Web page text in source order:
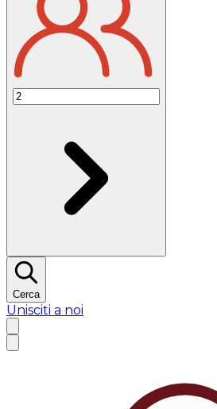
Cerca
Unisciti a noi